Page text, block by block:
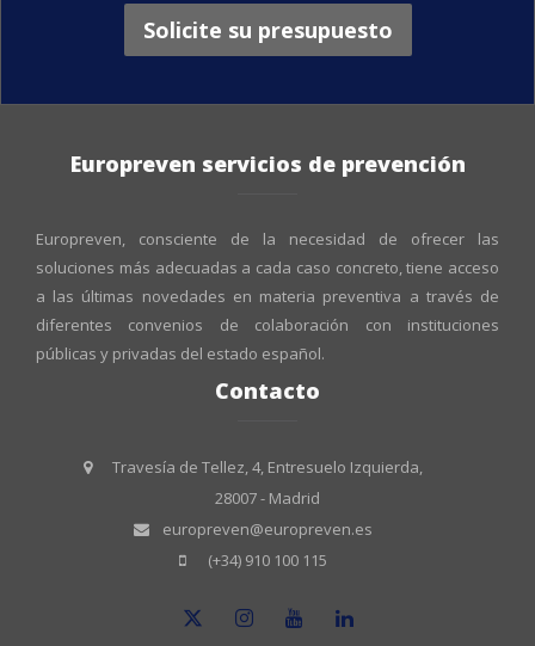
Solicite su presupuesto
Europreven servicios de prevención
Europreven, consciente de la necesidad de ofrecer las
soluciones más adecuadas a cada caso concreto, tiene acceso
a las últimas novedades en materia preventiva a través de
diferentes convenios de colaboración con instituciones
públicas y privadas del estado español.
Contacto
Travesía de Tellez, 4, Entresuelo Izquierda,
28007 - Madrid
europreven@europreven.es
(+34) 910 100 115